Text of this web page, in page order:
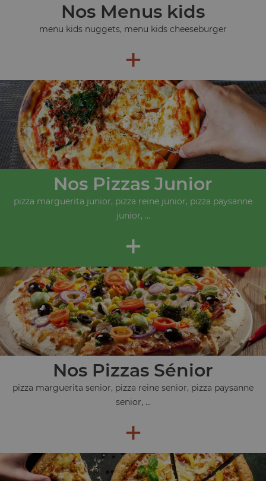
Nos Menus kids
menu kids nuggets, menu kids cheeseburger
+
Nos Pizzas Junior
pizza marguerita junior, pizza reine junior, pizza paysanne
junior, ...
+
Nos Pizzas Sénior
pizza marguerita senior, pizza reine senior, pizza paysanne
senior, ...
+